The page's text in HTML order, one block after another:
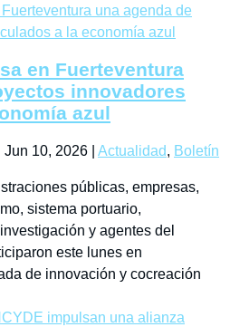
en Fuerteventura
innovadores
azul
Jun 10, 2026 Actualidad, Boletín
públicas, empresas,
sistema portuario,
y agentes del
este lunes en
de innovación y cocreación